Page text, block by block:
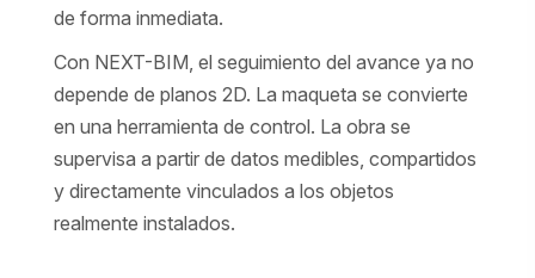
de forma inmediata.
Con NEXT-BIM, el seguimiento del avance ya no
depende de planos 2D. La maqueta se convierte
en una herramienta de control. La obra se
supervisa a partir de datos medibles, compartidos
y directamente vinculados a los objetos
realmente instalados.